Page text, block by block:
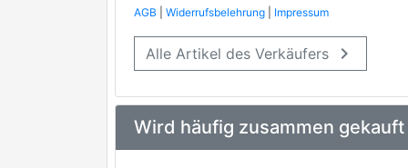
AGB Widerrufsbelehrung Impressum
Alle Artikel des Verkäufers keyboard_arrow_right
Wird häufig zusammen gekauft